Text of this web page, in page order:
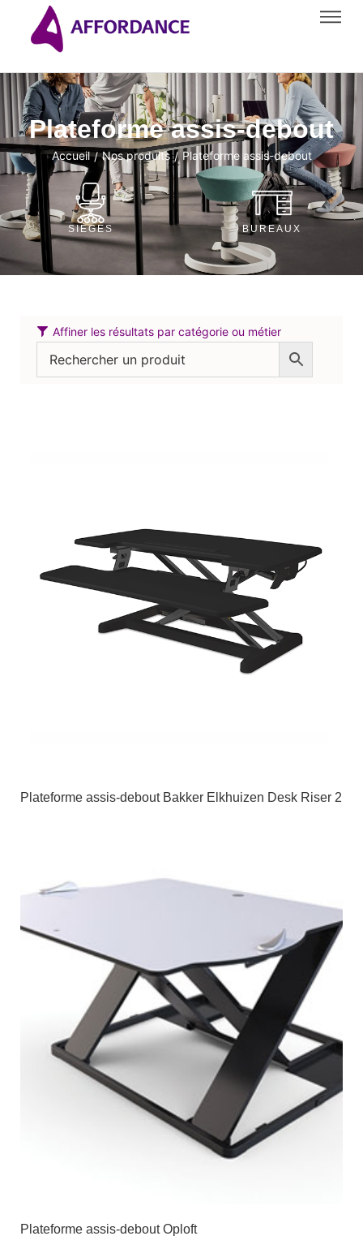
Plateforme assis-debout
Accueil / Nos produits / Plateforme assis-debout
SIÈGES BUREAUX
Affiner les résultats par catégorie ou métier
Plateforme assis-debout Bakker Elkhuizen Desk Riser 2
Plateforme assis-debout Oploft